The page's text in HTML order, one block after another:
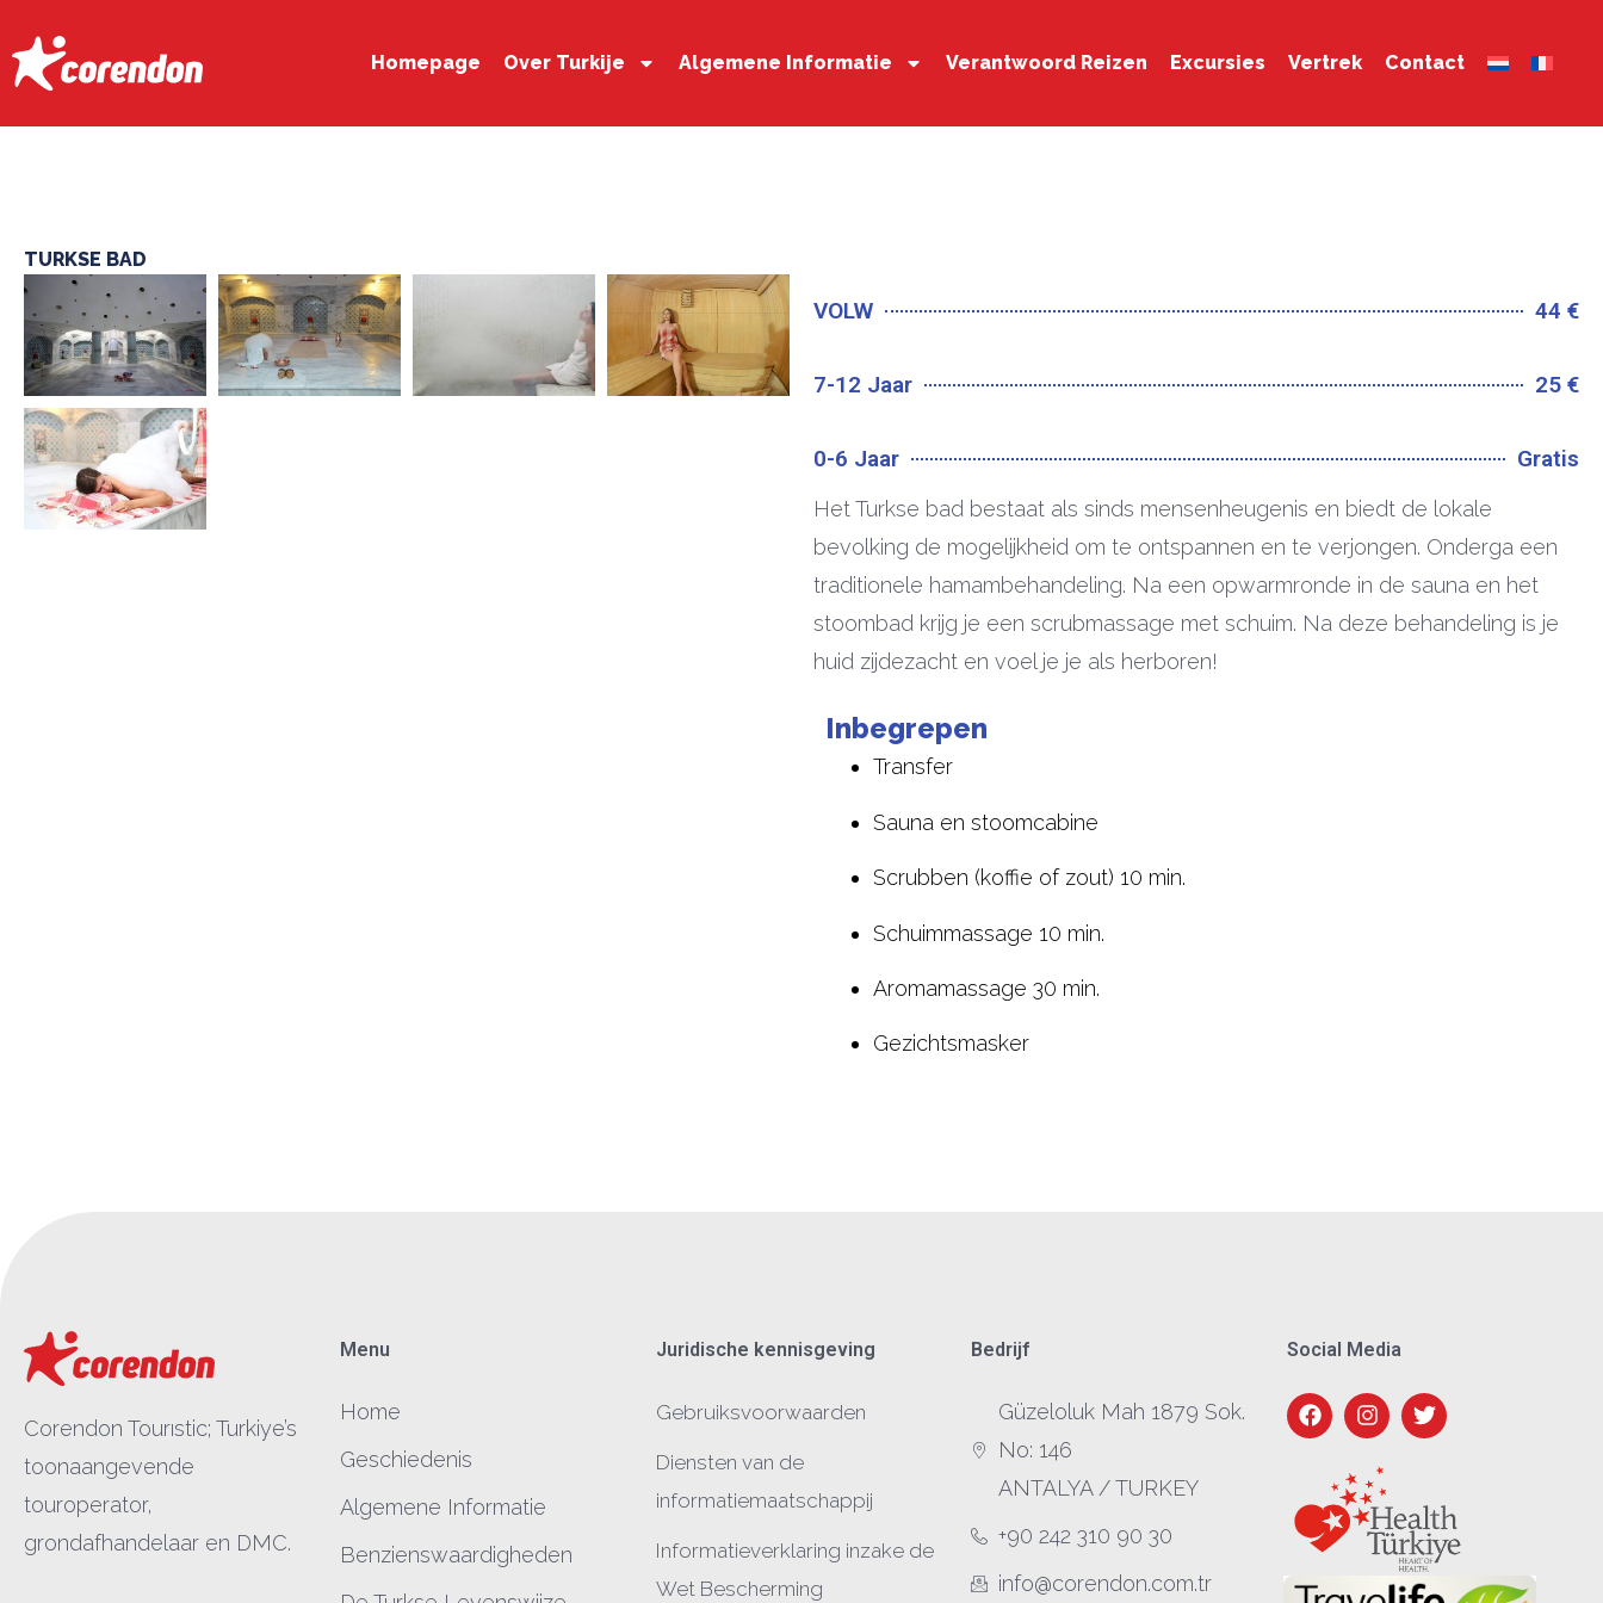
Homepage Over Turkije Algemene Informatie Verantwoord Reizen Excursies Vertrek Contact
TURKSE BAD
VOLW 44 €
7-12 Jaar 25 €
0-6 Jaar Gratis
Het Turkse bad bestaat als sinds mensenheugenis en biedt de lokale
bevolking de mogelijkheid om te ontspannen en te verjongen. Onderga een
traditionele hamambehandeling. Na een opwarmronde in de sauna en het
stoombad krijg je een scrubmassage met schuim. Na deze behandeling is je
huid zijdezacht en voel je je als herboren!
Inbegrepen
Transfer
Sauna en stoomcabine
Scrubben (koffie of zout) 10 min.
Schuimmassage 10 min.
Aromamassage 30 min.
Gezichtsmasker
Corendon Tourıstic; Turkiye’s
toonaangevende
touroperator,
grondafhandelaar en DMC.
Menu
Home
Geschiedenis
Algemene Informatie
Benzienswaardigheden
Juridische kennisgeving
Gebruiksvoorwaarden
Diensten van de
informatiemaatschappij
Informatieverklaring inzake de
Wet Bescherming
Bedrijf
Güzeloluk Mah 1879 Sok.
No: 146
ANTALYA / TURKEY
+90 242 310 90 30
info@corendon.com.tr
Social Media